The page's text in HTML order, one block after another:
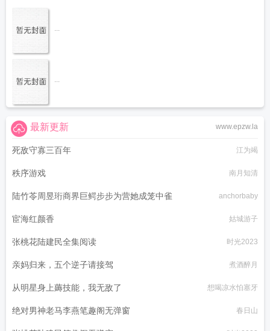
...
...
www.epzw.la
最新更新
死敌守寡三百年 江为竭
秩序游戏 南月知清
陆竹苓周昱珩商界巨鳄步步为营她成笼中雀 anchorbaby
宦海红颜香 姑城游子
张桃花陆建民全集阅读 时光2023
亲妈归来，五个逆子请接驾 煮酒醉月
从明星身上薅技能，我无敌了 想喝凉水怕塞牙
绝对男神老马李燕笔趣阁无弹窗 春日山